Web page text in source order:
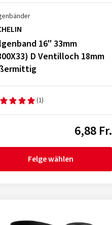
16" 33mm
D Ventilloch 18mm
(1)
6,88 Fr.
Felge wählen